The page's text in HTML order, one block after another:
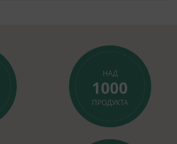
НАД
1000
ПРОДУКТА